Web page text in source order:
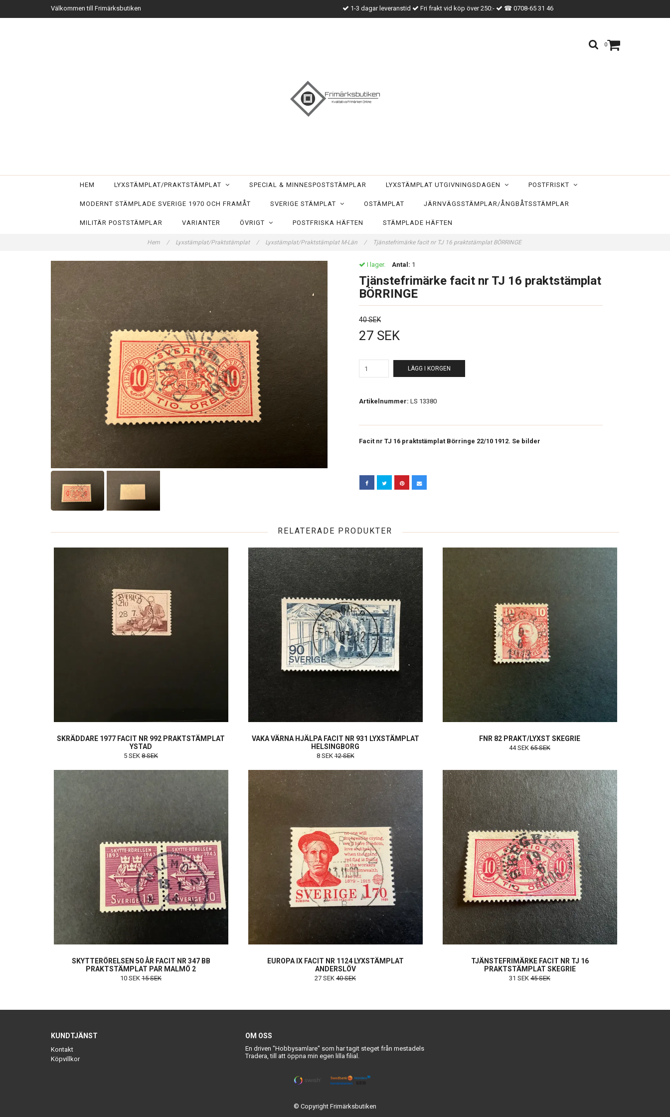
Välkommen till Frimärksbutiken 1-3 dagar leveranstid Fri frakt vid köp över 250:- ☎ 0708-65 31 46
0
HEM LYXSTÄMPLAT/PRAKTSTÄMPLAT SPECIAL & MINNESPOSTSTÄMPLAR LYXSTÄMPLAT UTGIVNINGSDAGEN POSTFRISKT
MODERNT STÄMPLADE SVERIGE 1970 OCH FRAMÅT SVERIGE STÄMPLAT OSTÄMPLAT JÄRNVÄGSSTÄMPLAR/ÅNGBÅTSSTÄMPLAR
MILITÄR POSTSTÄMPLAR VARIANTER ÖVRIGT POSTFRISKA HÄFTEN STÄMPLADE HÄFTEN
Hem / Lyxstämplat/Praktstämplat / Lyxstämplat/Praktstämplat M-Län / Tjänstefrimärke facit nr TJ 16 praktstämplat BÖRRINGE
I lager. Antal: 1
Tjänstefrimärke facit nr TJ 16 praktstämplat
BÖRRINGE
40 SEK
27 SEK
LÄGG I KORGEN
Artikelnummer: LS 13380
Facit nr TJ 16 praktstämplat Börringe 22/10 1912. Se bilder
RELATERADE PRODUKTER
SKRÄDDARE 1977 FACIT NR 992 PRAKTSTÄMPLAT
YSTAD
5 SEK 8 SEK
VAKA VÄRNA HJÄLPA FACIT NR 931 LYXSTÄMPLAT
HELSINGBORG
8 SEK12 SEK
FNR 82 PRAKT/LYXST SKEGRIE
44 SEK 65 SEK
SKYTTERÖRELSEN 50 ÅR FACIT NR 347 BB
PRAKTSTÄMPLAT PAR MALMÖ 2
10 SEK 15 SEK
EUROPA IX FACIT NR 1124 LYXSTÄMPLAT
ANDERSLÖV
27 SEK 40 SEK
TJÄNSTEFRIMÄRKE FACIT NR TJ 16
PRAKTSTÄMPLAT SKEGRIE
31 SEK 45 SEK
KUNDTJÄNST
Kontakt
Köpvillkor
OM OSS
En driven "Hobbysamlare" som har tagit steget från mestadels
Tradera, till att öppna min egen lilla filial.
© Copyright Frimärksbutiken